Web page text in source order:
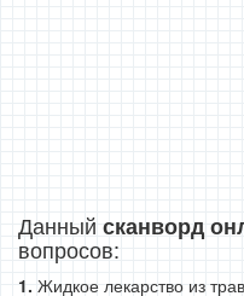
Данный сканворд
вопросов:
Жидкое лекарство из